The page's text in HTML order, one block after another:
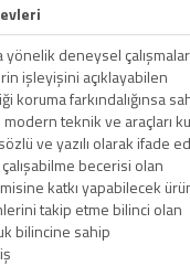
yönelik deneysel
işleyişini açıklayabilen
koruma farkındalığınsa
teknik ve araçları
ve yazılı olarak ifade
becerisi olan
katkı yapabilecek
takip etme bilinci olan
bilincine sahip